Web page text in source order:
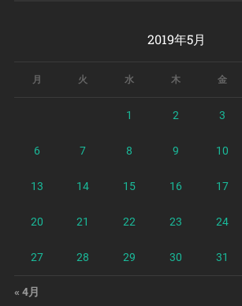
2019年5月
月 火 水 木 金
1 2 3
6 7 8 9 10
13 14 15 16 17
20 21 22 23 24
27 28 29 30 31
« 4月